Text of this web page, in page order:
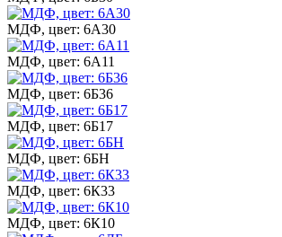
МДФ, цвет: 6А30
МДФ, цвет: 6А11
МДФ, цвет: 6Б36
МДФ, цвет: 6Б17
МДФ, цвет: 6БН
МДФ, цвет: 6К33
МДФ, цвет: 6К10